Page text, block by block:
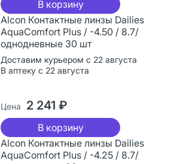
В корзину
Alcon Контактные линзы Dailies
AquaComfort Plus / -4.50 / 8.7/
однодневные 30 шт
Доставим курьером с 22 августа
В аптеку с 22 августа
Цена 2 241 ₽
В корзину
Alcon Контактные линзы Dailies
AquaComfort Plus / -4.25 / 8.7/